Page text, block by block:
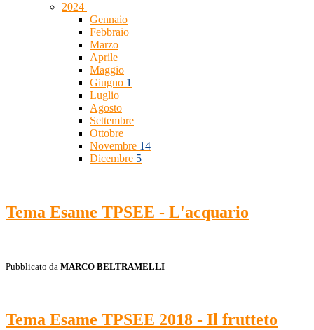
2024
Gennaio
Febbraio
Marzo
Aprile
Maggio
Giugno 1
Luglio
Agosto
Settembre
Ottobre
Novembre 14
Dicembre 5
Tema Esame TPSEE - L'acquario
Pubblicato da MARCO BELTRAMELLI
Tema Esame TPSEE 2018 - Il frutteto